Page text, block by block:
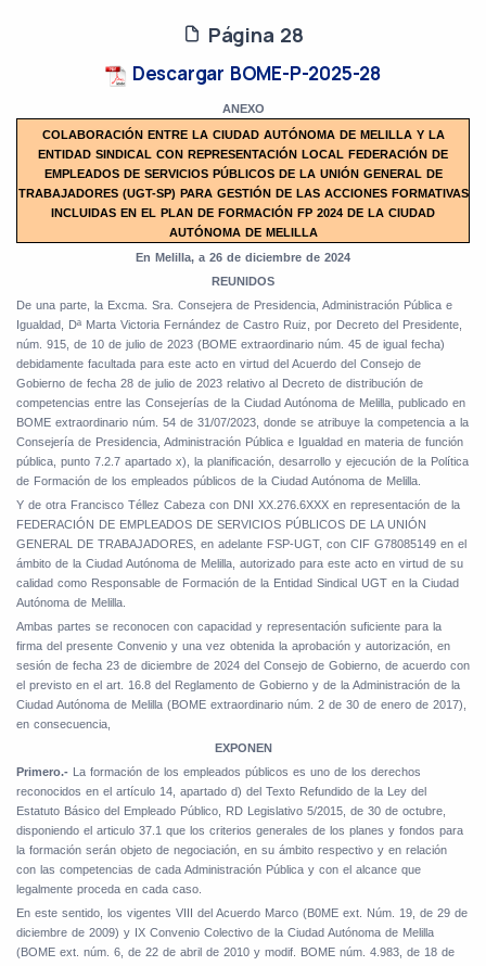
Página 28
Descargar BOME-P-2025-28
ANEXO
COLABORACIÓN ENTRE LA CIUDAD AUTÓNOMA DE MELILLA Y LA
ENTIDAD SINDICAL CON REPRESENTACIÓN LOCAL FEDERACIÓN DE
EMPLEADOS DE SERVICIOS PÚBLICOS DE LA UNIÓN GENERAL DE
TRABAJADORES (UGT-SP) PARA GESTIÓN DE LAS ACCIONES FORMATIVAS
INCLUIDAS EN EL PLAN DE FORMACIÓN FP 2024 DE LA CIUDAD
AUTÓNOMA DE MELILLA
En Melilla, a 26 de diciembre de 2024
REUNIDOS
De una parte, la Excma. Sra. Consejera de Presidencia, Administración Pública e
Igualdad, Dª Marta Victoria Fernández de Castro Ruiz, por Decreto del Presidente,
núm. 915, de 10 de julio de 2023 (BOME extraordinario núm. 45 de igual fecha)
debidamente facultada para este acto en virtud del Acuerdo del Consejo de
Gobierno de fecha 28 de julio de 2023 relativo al Decreto de distribución de
competencias entre las Consejerías de la Ciudad Autónoma de Melilla, publicado en
BOME extraordinario núm. 54 de 31/07/2023, donde se atribuye la competencia a la
Consejería de Presidencia, Administración Pública e Igualdad en materia de función
pública, punto 7.2.7 apartado x), la planificación, desarrollo y ejecución de la Política
de Formación de los empleados públicos de la Ciudad Autónoma de Melilla.
Y de otra Francisco Téllez Cabeza con DNI XX.276.6XXX en representación de la
FEDERACIÓN DE EMPLEADOS DE SERVICIOS PÚBLICOS DE LA UNIÓN
GENERAL DE TRABAJADORES, en adelante FSP-UGT, con CIF G78085149 en el
ámbito de la Ciudad Autónoma de Melilla, autorizado para este acto en virtud de su
calidad como Responsable de Formación de la Entidad Sindical UGT en la Ciudad
Autónoma de Melilla.
Ambas partes se reconocen con capacidad y representación suficiente para la
firma del presente Convenio y una vez obtenida la aprobación y autorización, en
sesión de fecha 23 de diciembre de 2024 del Consejo de Gobierno, de acuerdo con
el previsto en el art. 16.8 del Reglamento de Gobierno y de la Administración de la
Ciudad Autónoma de Melilla (BOME extraordinario núm. 2 de 30 de enero de 2017),
en consecuencia,
EXPONEN
Primero.- La formación de los empleados públicos es uno de los derechos
reconocidos en el artículo 14, apartado d) del Texto Refundido de la Ley del
Estatuto Básico del Empleado Público, RD Legislativo 5/2015, de 30 de octubre,
disponiendo el articulo 37.1 que los criterios generales de los planes y fondos para
la formación serán objeto de negociación, en su ámbito respectivo y en relación
con las competencias de cada Administración Pública y con el alcance que
legalmente proceda en cada caso.
En este sentido, los vigentes VIII del Acuerdo Marco (B0ME ext. Núm. 19, de 29 de
diciembre de 2009) y IX Convenio Colectivo de la Ciudad Autónoma de Melilla
(BOME ext. núm. 6, de 22 de abril de 2010 y modif. BOME núm. 4.983, de 18 de